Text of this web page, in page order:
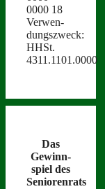
0000 18
Ver­wen­
dungszweck:
HHSt.
4311.1101.0000
Das
Gewinn­
spiel des
Seniorenrats